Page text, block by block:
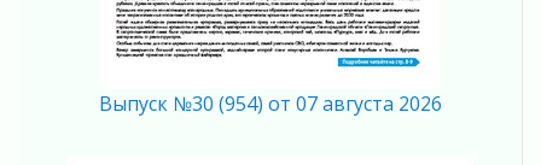
Что делать со сбережениями
04 августа 2026
03 августа 2026
Выпуск №30 (954) от 07 августа 2026